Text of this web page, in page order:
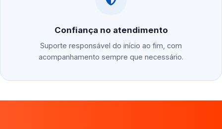
Confiança no atendimento
Suporte responsável do início ao fim, com
acompanhamento sempre que necessário.